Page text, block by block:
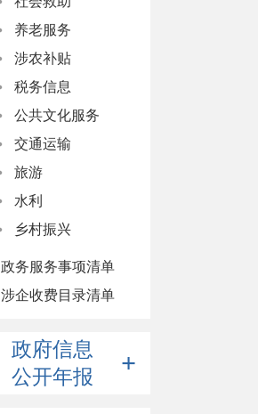
养老服务
涉农补贴
税务信息
公共文化服务
交通运输
旅游
水利
乡村振兴
政务服务事项清单
涉企收费目录清单
政府信息
公开年报